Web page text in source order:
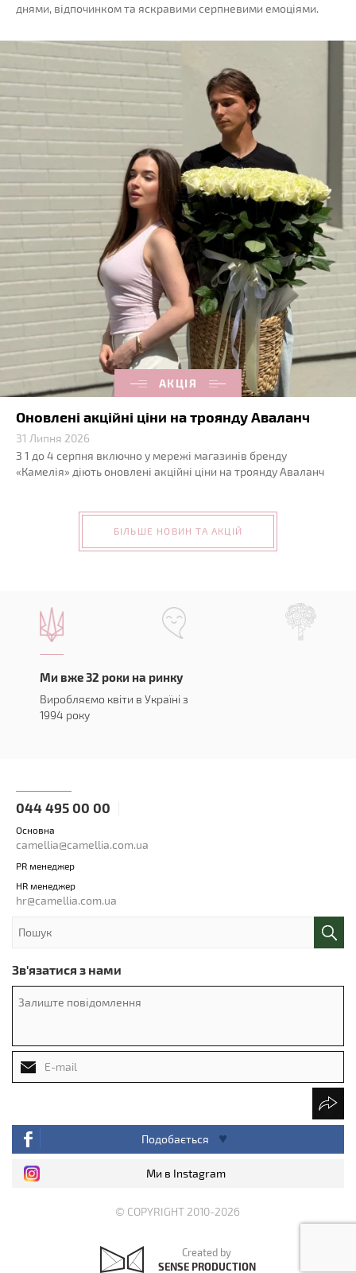
днями, відпочинком та яскравими серпневими емоціями.
АКЦІЯ
Оновлені акційні ціни на троянду Аваланч
31 Липня 2026
З 1 до 4 серпня включно у мережі магазинів бренду
«Камелія» діють оновлені акційні ціни на троянду Аваланч
БІЛЬШЕ НОВИН ТА АКЦІЙ
Ми вже 32 роки на ринку
Виробляємо квіти в Україні з
1994 року
044 495 00 00
Основна
camellia@camellia.com.ua
PR менеджер
HR менеджер
hr@camellia.com.ua
Зв'язатися з нами
Подобається
Ми в Instagram
© COPYRIGHT 2010-2026
Created by
SENSE PRODUCTION